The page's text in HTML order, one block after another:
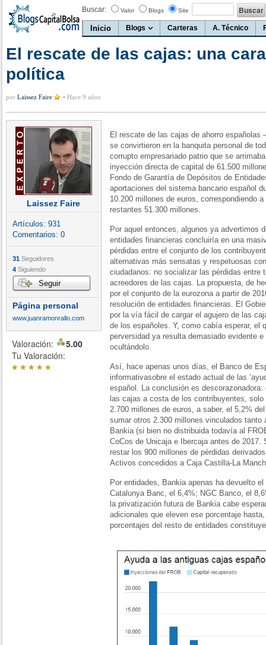
Buscar: Valor Blogs Site
Inicio Blogs Carteras A. Técnico
El rescate de las cajas: una
política
por Laissez Faire • Hace 9 años
Laissez Faire
Artículos: 931
Comentarios: 0
31 Seguidores
4 Siguiendo
Seguir
Página personal
www.juanramonrallo.com
Valoración:
5.00
Tu Valoración:
*****
El rescate de las cajas de ahorro
se convirtieron en la banquita personal de
corrupto empresariado patrio que se
inyección directa de capital de 61.500
Fondo de Garantía de Depósitos de
aportaciones del sistema bancario español
10.200 millones de euros, correspondiendo
restantes 51.300 millones.
Por aquel entonces, algunos ya advertimos
entidades financieras concluiría en una
pérdidas entre el conjunto de los
alternativas más sensatas y respetuosas
ciudadanos: no socializar las pérdidas entre
acreedores de las cajas. La propuesta, de
por el conjunto de la eurozona a partir de
resolución de entidades financieras. El
por la vía fácil de cargar el agujero de las
de los españoles. Y, como cabía esperar, el
perversidad ya resulta demasiado evidente
ocultándolo.
Así, hace apenas unos días, el Banco de
informativasobre el estado actual de las
español. La conclusión es
las cajas a costa de los contribuyentes,
2.700 millones de euros, a saber, el 5,2%
sumar otros 2.300 millones vinculados tanto
Bankia (si bien no distribuida todavía al
CoCos de Unicaja e Ibercaja antes de 2017.
restar los 900 millones de pérdidas
Activos concedidos a Caja Castilla-La
Por entidades, Bankia apenas ha devuelto
Catalunya Banc, el 6,4%; NGC Banco, el
la privatización futura de Bankia cabe
adicionales que eleven ese porcentaje
porcentajes del resto de entidades